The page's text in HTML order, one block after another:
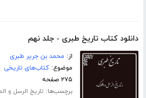
دانلود کتاب تاریخ طبری - جلد نهم
از: محمد بن جریر طبری
موضوع:کتاب‌های تاریخی
۲۷۵ صفحه
برچسب‌ها: تاریخ الرسل و